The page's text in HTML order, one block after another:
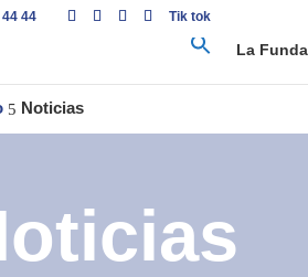
44 44 Tik tok
La
5 Noticias